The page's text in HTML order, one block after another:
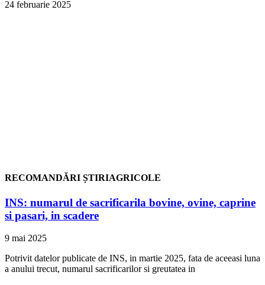
24 februarie 2025
RECOMANDĂRI ȘTIRIAGRICOLE
INS: numarul de sacrificarila bovine, ovine, caprine
si pasari, in scadere
9 mai 2025
Potrivit datelor publicate de INS, in martie 2025, fata de aceeasi luna
a anului trecut, numarul sacrificarilor si greutatea in